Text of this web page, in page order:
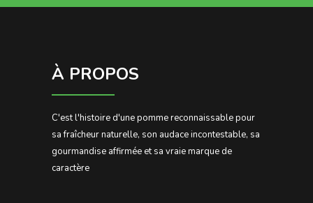
À PROPOS
C'est l'histoire d'une pomme reconnaissable pour
sa fraîcheur naturelle, son audace incontestable, sa
gourmandise affirmée et sa vraie marque de
caractère